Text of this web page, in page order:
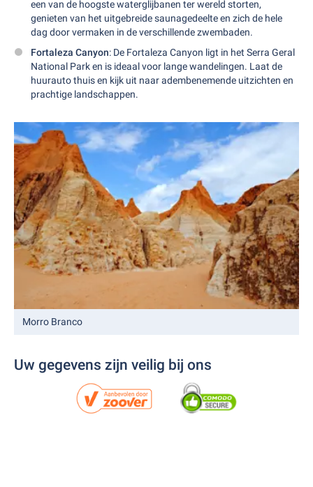
een van de hoogste waterglijbanen ter wereld storten,
genieten van het uitgebreide saunagedeelte en zich de hele
dag door vermaken in de verschillende zwembaden.
Fortaleza Canyon: De Fortaleza Canyon ligt in het Serra Geral
National Park en is ideaal voor lange wandelingen. Laat de
huurauto thuis en kijk uit naar adembenemende uitzichten en
prachtige landschappen.
Morro Branco
Uw gegevens zijn veilig bij ons